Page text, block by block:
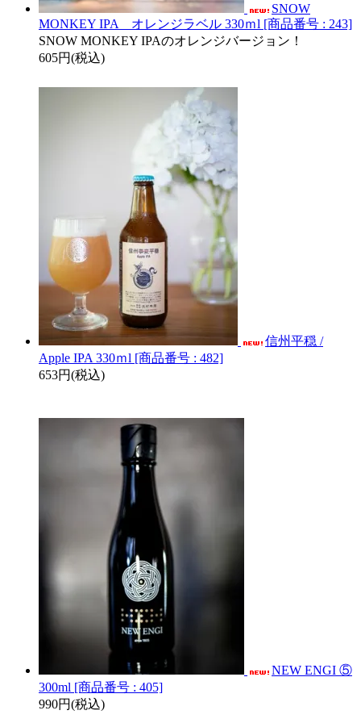
SNOW
MONKEY IPA オレンジラベル 330ｍl [商品番号 : 243]
SNOW MONKEY IPAのオレンジバージョン！
605円(税込)
信州平穏 /
Apple IPA 330ｍl [商品番号 : 482]
653円(税込)
NEW ENGI ⑤
300ml [商品番号 : 405]
990円(税込)